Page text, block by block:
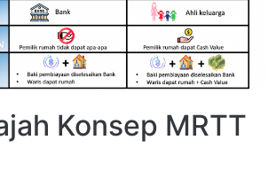
Konsep MRTT